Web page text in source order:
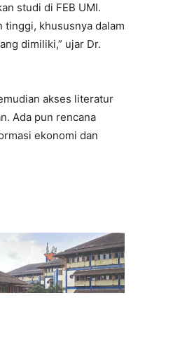
studi di FEB UMI.
tinggi, khususnya dalam
dimiliki,” ujar Dr.
akses literatur
Ada pun rencana
ekonomi dan